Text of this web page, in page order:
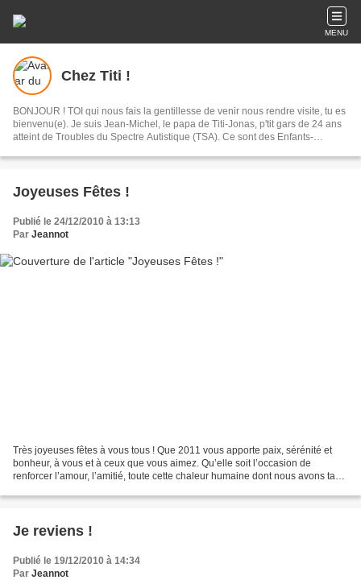
MENU
Chez Titi !
BONJOUR ! TOI qui nous fais la gentillesse de venir nous rendre visite, tu es
bienvenu(e). Je suis Jean-Michel, le papa de Titi-Jonas, p'tit gars de 24 ans
atteint de Troubles du Spectre Autistique (TSA). Ce sont des Enfants-
trop rares instants vous arrivez à partager des moments de Petits
Joyeuses Fêtes !
Publié le 24/12/2010 à 13:13
Par Jeannot
Très joyeuses fêtes à vous tous ! Que 2011 vous apporte paix, sérénité et
bonheur, à vous et à ceux que vous aimez. Qu’elle soit l’occasion de
renforcer l’amour, l’amitié, toute cette chaleur humaine dont nous avons tant
Je reviens !
Publié le 19/12/2010 à 14:34
Par Jeannot